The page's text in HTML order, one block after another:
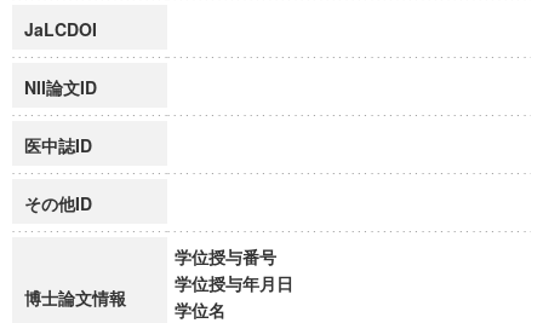
JaLCDOI
NII論文ID
医中誌ID
その他ID
博士論文情報
学位授与番号
学位授与年月日
学位名